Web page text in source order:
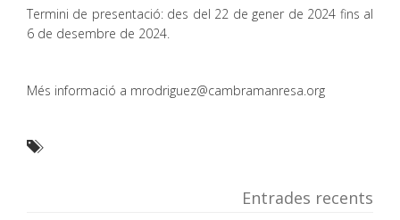
Termini de presentació: des del 22 de gener de 2024 fins al
6 de desembre de 2024.
Més informació a mrodriguez@cambramanresa.org
Entrades recents